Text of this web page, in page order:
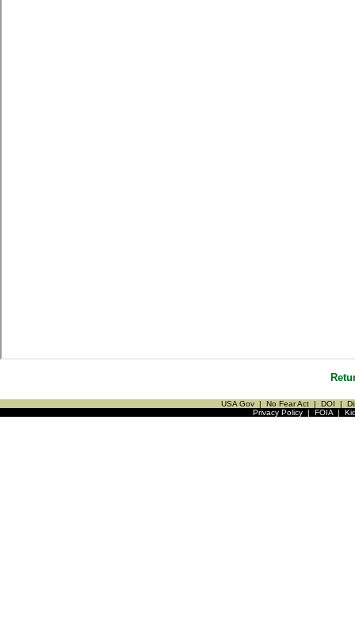
USA Gov | No Fear Act | DOI |
Privacy Policy| FOIA|